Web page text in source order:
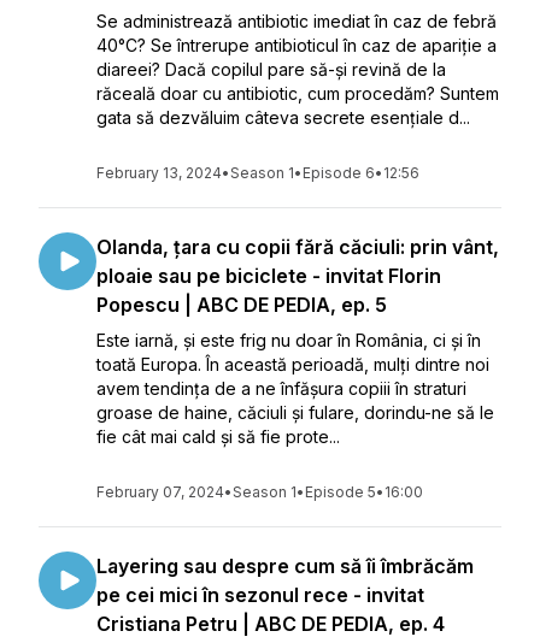
Se administrează antibiotic imediat în caz de febră
40°C? Se întrerupe antibioticul în caz de apariție a
diareei? Dacă copilul pare să-și revină de la
răceală doar cu antibiotic, cum procedăm? Suntem
gata să dezvăluim câteva secrete esențiale d...
February 13, 2024•Season 1• Episode 6• 12:56
Olanda, țara cu copii fără căciuli: prin vânt,
ploaie sau pe biciclete - invitat Florin
Popescu | ABC DE PEDIA, ep. 5
Este iarnă, și este frig nu doar în România, ci și în
toată Europa. În această perioadă, mulți dintre noi
avem tendința de a ne înfășura copiii în straturi
groase de haine, căciuli și fulare, dorindu-ne să le
fie cât mai cald și să fie prote...
February 07, 2024•Season 1• Episode 5• 16:00
Layering sau despre cum să îi îmbrăcăm
pe cei mici în sezonul rece - invitat
Cristiana Petru | ABC DE PEDIA, ep. 4